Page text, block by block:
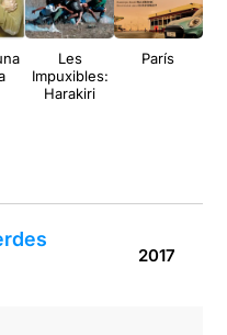
Les
Impuxibles:
Harakiri
París
2017